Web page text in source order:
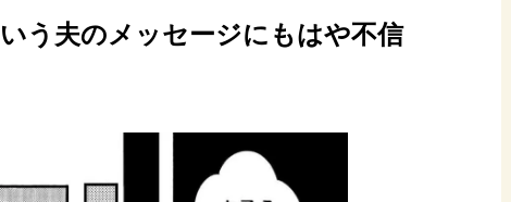
う夫のメッセージにもはや不信